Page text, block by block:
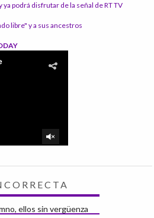
ya podrá disfrutar de la señal de RT TV
libre" y a sus ancestros